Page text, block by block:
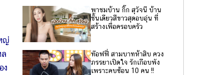
ญ่
ง
พาชมบ้าน กิ๊ก สุวัจนี บ้าน
ชั้นเดียวสีขาวสุดอบอุ่น ที่
สร้างเพื่อครอบครัว
ท๊อฟฟี่ สามบาทห้าสิบ ควง
ภรรยาเปิดใจ รักเกือบพัง
เพราะคบซ้อน 10 คน !!